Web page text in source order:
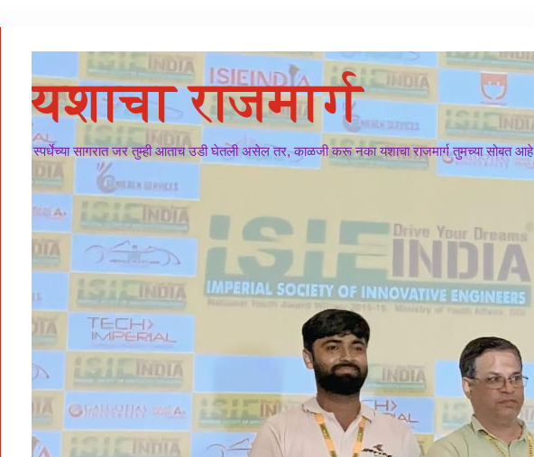
यशाचा राजमार्ग
स्पर्धेच्या सागरात जर तुम्ही आताच उडी घेतली असेल तर, काळजी करू नका यशाचा राजमार्ग तुमच्या सोबत आहे